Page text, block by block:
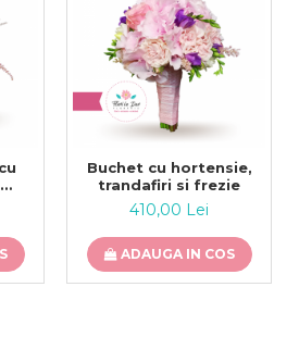
Buchet cu hortensie,
trandafiri si frezie
410,00 Lei
ADAUGA IN COS